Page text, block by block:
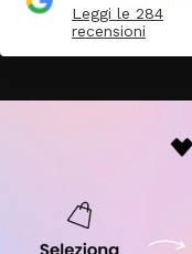
Leggi le 284
recensioni